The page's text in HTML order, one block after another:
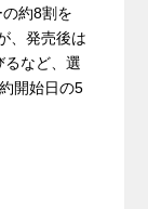
約8割を
、発売後は
るなど、選
開始日の5